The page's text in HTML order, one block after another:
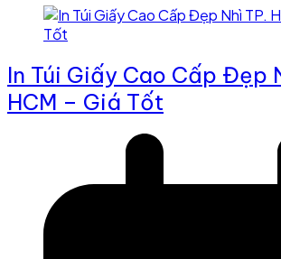
In Túi Giấy Cao Cấp Đẹp
HCM – Giá Tốt